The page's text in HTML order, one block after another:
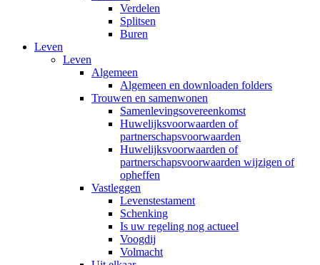
Verdelen
Splitsen
Buren
Leven
Leven
Algemeen
Algemeen en downloaden folders
Trouwen en samenwonen
Samenlevingsovereenkomst
Huwelijksvoorwaarden of
partnerschapsvoorwaarden
Huwelijksvoorwaarden of
partnerschapsvoorwaarden wijzigen of
opheffen
Vastleggen
Levenstestament
Schenking
Is uw regeling nog actueel
Voogdij
Volmacht